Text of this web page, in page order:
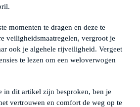
momenten te dragen en deze te
veiligheidsmaatregelen, vergroot je
ook je algehele rijveiligheid. Vergeet
te lezen om een weloverwogen
in dit artikel zijn besproken, ben je
vertrouwen en comfort de weg op te